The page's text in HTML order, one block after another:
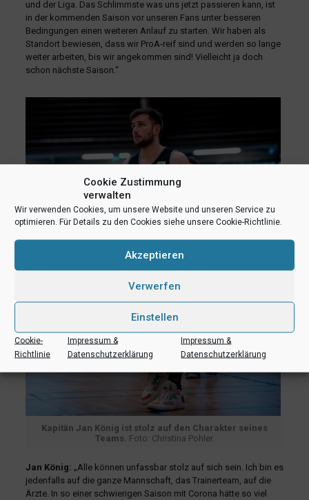
Cookie Zustimmung
verwalten
Wir verwenden Cookies, um unsere Website und unseren Service zu
optimieren. Für Details zu den Cookies siehe unsere Cookie-Richtlinie.
Akzeptieren
Verwerfen
Einstellen
Cookie-
Richtlinie
Impressum &
Datenschutzerklärung
Impressum &
Datenschutzerklärung
und der Liga. Das Schlimmste was uns jetzt passieren kann, ist
in der kommenden Saison vor unseren Fans unter besseren
Bedingungen einen weiteren Anlauf zu starten. Wir haben als
Standort bewiesen, dass wir ProA-reif sind und werden so lange
weiter arbeiten, bis wir angekommen sind! Vielleicht ja doch
schon nächste Saison.“
Kapitän Jan König ist stolz auf den Charakter seines
Teams. Foto: Christina Pohler
Jan König: „Alle können unfassbar stolz auf sich sein. Ich bin es
jedenfalls auf die ganze Mannschaft, das Trainerteam, auf die
Ärzte. In so einer schwierigen Saison mit Corona hätte so viel